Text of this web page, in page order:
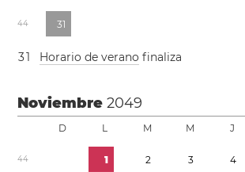
44 31
31 Horario de verano finaliza
Noviembre2049
D L M M J
44 1 2 3 4